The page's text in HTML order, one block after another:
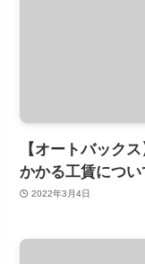
【オートバック
かかる工賃につい
2022年3月4日